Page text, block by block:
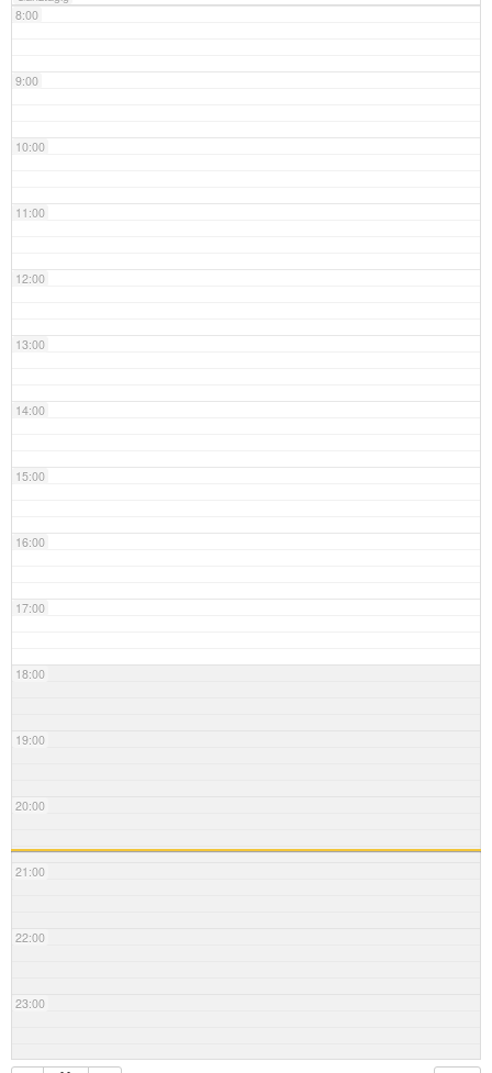
8:00
9:00
10:00
11:00
12:00
13:00
14:00
15:00
16:00
17:00
18:00
19:00
20:00
21:00
22:00
23:00